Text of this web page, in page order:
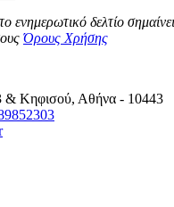
δελτίο σημαίνει
Όρους Χρήσης
& Κηφισού, Αθήνα - 10443